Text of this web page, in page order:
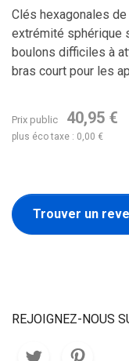
Clés hexagonales
extrémité sphérique
boulons difficiles à
bras court pour les
Prix public 40,95 €
plus éco taxe : 0,00 €
Trouver un
REJOIGNEZ-NOUS